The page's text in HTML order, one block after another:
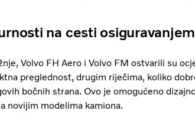
na cesti
Volvo FH Aero i Volvo FM ostvarili su
preglednost, drugim riječima, koliko
bočnih strana. Ovo je omogućeno
novijim modelima kamiona.